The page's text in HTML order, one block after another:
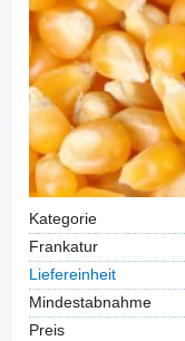
Kategorie
Frankatur
Liefereinheit
Mindestabnahme
Preis